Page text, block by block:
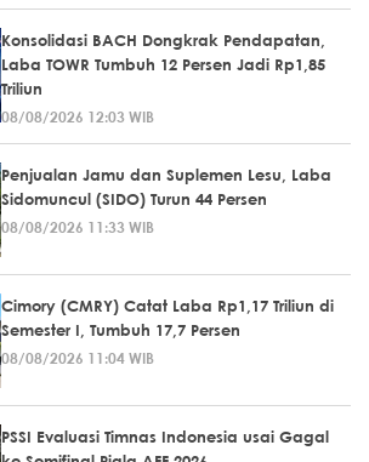
Konsolidasi BACH Dongkrak Pendapatan,
Laba TOWR Tumbuh 12 Persen Jadi Rp1,85
Triliun
08/08/2026 12:03 WIB
Penjualan Jamu dan Suplemen Lesu, Laba
Sidomuncul (SIDO) Turun 44 Persen
08/08/2026 11:33 WIB
Cimory (CMRY) Catat Laba Rp1,17 Triliun di
Semester I, Tumbuh 17,7 Persen
08/08/2026 11:04 WIB
PSSI Evaluasi Timnas Indonesia usai Gagal